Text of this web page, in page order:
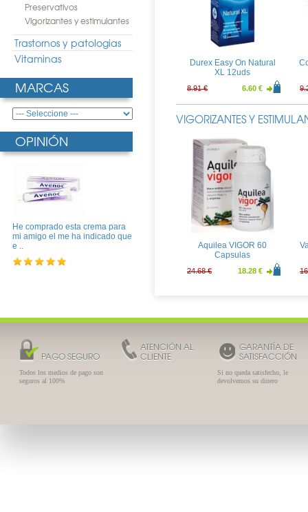
Preservativos
Vigorizantes y estimulantes
Trastornos y patologias
Vitaminas
MARCAS
OPINIÓN
He comprado esta crema para
mi amigo el me ha indicado que
e ..
Durex Love Sex Lovers
Connect Geles
Estimulantes
Durex Easy On Natural
XL 12uds
8.91 € 6.60 €
Control Adapta Nature
12uds
VIGORIZANTES Y
Aquilea VIGOR 60
Capsulas
24.68 € 18.28 €
PAGO SEGURO
Todos los medios de pago son
seguros al 100%
ATENCIÓN AL
CLIENTE
GARANTÍA DE
SATISFACCIÓN
Si no queda satisfecho, le
devolvemos su dinero